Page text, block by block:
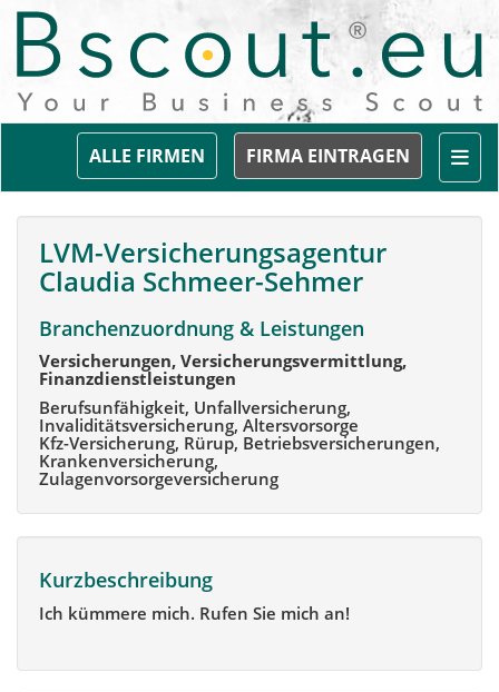
FIRMA EINTRAGEN
ALLE FIRMEN
LVM-Versicherungsagentur
Claudia Schmeer-Sehmer
Branchenzuordnung & Leistungen
Versicherungen, Versicherungsvermittlung,
Finanzdienstleistungen
Berufsunfähigkeit, Unfallversicherung,
Invaliditätsversicherung, Altersvorsorge
Kfz-Versicherung, Rürup, Betriebsversicherungen,
Krankenversicherung,
Zulagenvorsorgeversicherung
Kurzbeschreibung
Ich kümmere mich. Rufen Sie mich an!